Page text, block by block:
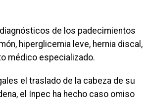
de los padecimientos
hiperglicemia leve, hernia discal,
médico especializado.
el traslado de la cabeza de su
el Inpec ha hecho caso omiso